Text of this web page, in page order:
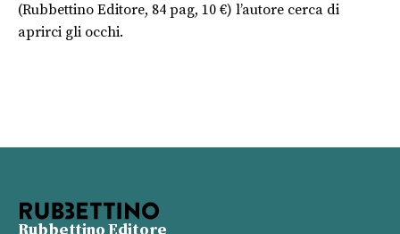
(Rubbettino Editore, 84 pag, 10 €) l’autore cerca di
aprirci gli occhi.